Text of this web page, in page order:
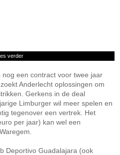
verder
een contract voor twee jaar
Anderlecht oplossingen om
Gerkens in de deal
Limburger wil meer spelen en
tegenover een vertrek. Het
per jaar) kan wel een
Deportivo Guadalajara (ook